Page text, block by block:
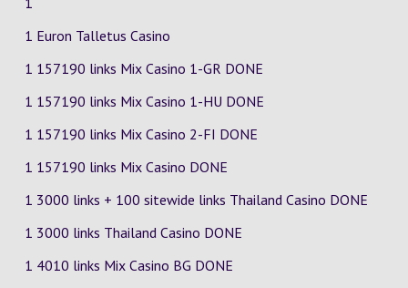
1 Euron Talletus Casino
1 157190 links Mix Casino 1-GR DONE
1 157190 links Mix Casino 1-HU DONE
1 157190 links Mix Casino 2-FI DONE
1 157190 links Mix Casino DONE
1 3000 links + 100 sitewide links Thailand Casino DONE
1 3000 links Thailand Casino DONE
1 4010 links Mix Casino BG DONE